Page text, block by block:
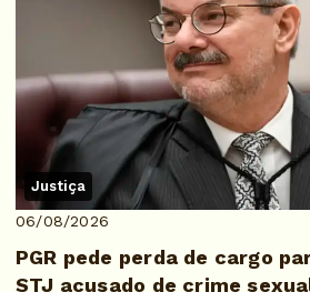
Justiça
06/08/2026
PGR pede perda de cargo
STJ acusado de crime